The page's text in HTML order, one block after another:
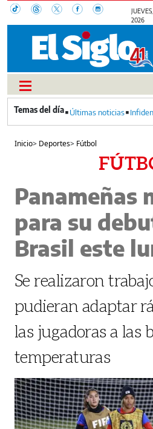
2026
Últimas noticias
Inicio> Deportes> Fútbol
Panameñas
para su
Brasil este
Se realizaron
pudieran adaptar
las jugadoras a las
temperaturas